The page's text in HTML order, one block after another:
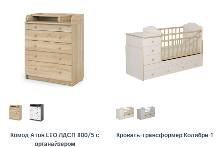
Комод Атон LEO ЛДСП 800/5 с
органайзером
Кровать-трансформер Колибри-1